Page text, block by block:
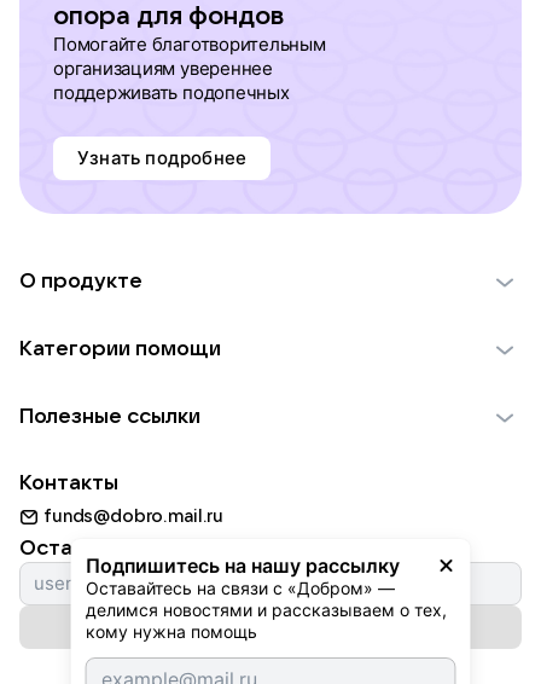
опора для фондов
Помогайте благотворительным
организациям увереннее
поддерживать подопечных
Узнать подробнее
Подпишитесь на нашу рассылку
Оставайтесь на связи с «Добром» —
делимся новостями и рассказываем о тех,
кому нужна помощь
О продукте
Использование материалов
Для НКО
Партнерам
Категории помощи
Пожилым
Животным
Природе
Культуре
Фондам
Полезные ссылки
Добрый день
Истории
Автоплатежи
Контакты
funds@dobro.mail.ru
Оставайтесь с нами
Подписаться на рассылку